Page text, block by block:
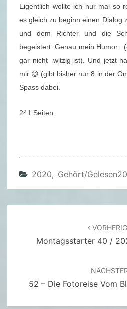
E
L
I
N
O
T
E
R
Eigentlich wollte ich nur mal so
es gleich zu beginn einen Dialog
und dem Richter und die
begeistert. Genau mein Humor..
gar nicht witzig ist). Und jetzt
mir 😉 (gibt bisher nur 8 in der
Spass dabei.
241 Seiten
2020, Gehört/gelesen20
Montagsstarter 40 /
NÄCHSTER
52 – Die Fotoreise Vom